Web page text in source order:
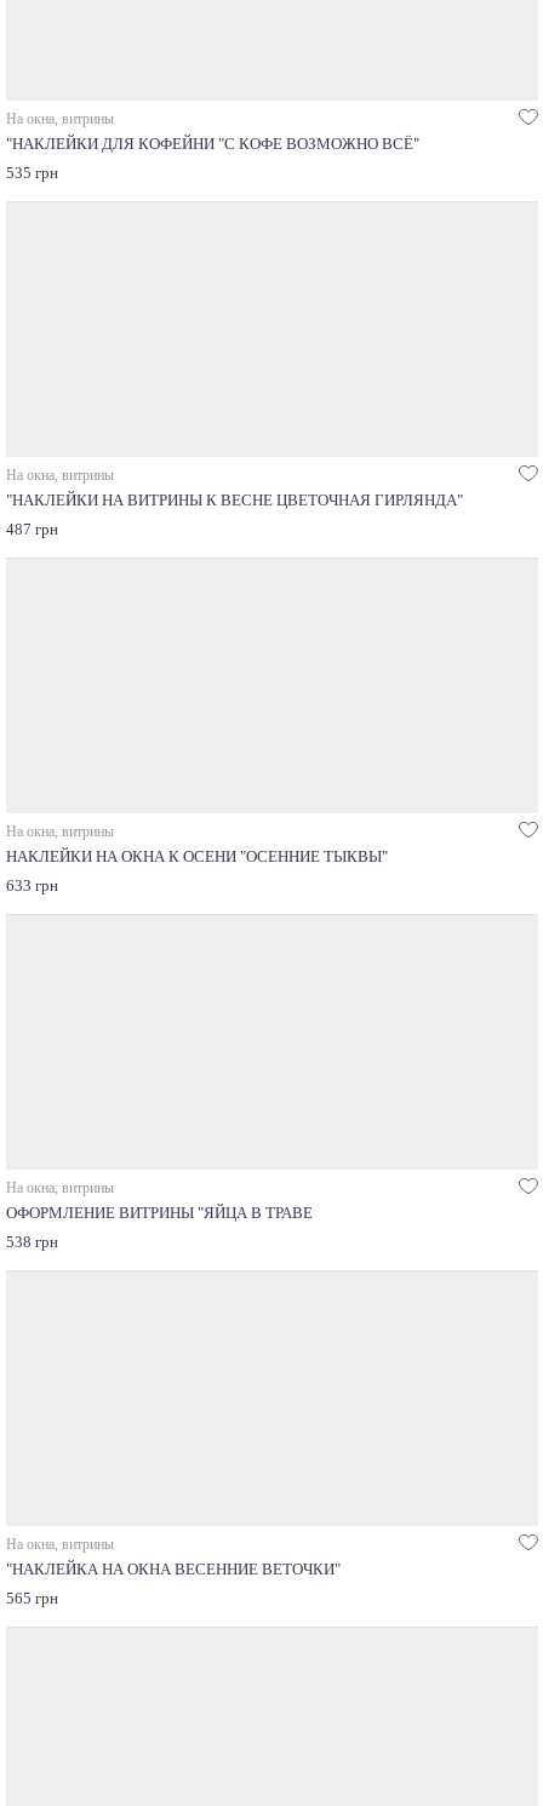
На окна, витрины
"НАКЛЕЙКИ ДЛЯ КОФЕЙНИ "С КОФЕ ВОЗМОЖНО ВСЁ"
535 грн
На окна, витрины
"НАКЛЕЙКИ НА ВИТРИНЫ К ВЕСНЕ ЦВЕТОЧНАЯ ГИРЛЯНДА"
487 грн
На окна, витрины
НАКЛЕЙКИ НА ОКНА К ОСЕНИ "ОСЕННИЕ ТЫКВЫ"
633 грн
На окна, витрины
ОФОРМЛЕНИЕ ВИТРИНЫ "ЯЙЦА В ТРАВЕ
538 грн
На окна, витрины
"НАКЛЕЙКА НА ОКНА ВЕСЕННИЕ ВЕТОЧКИ"
565 грн